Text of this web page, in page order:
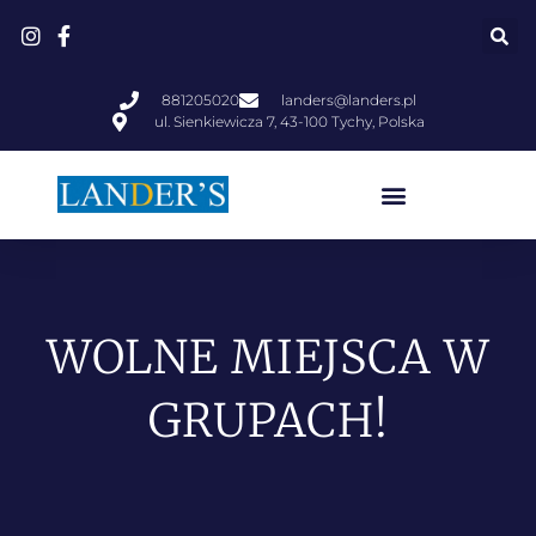
881205020
landers@landers.pl
ul. Sienkiewicza 7, 43-100 Tychy, Polska
WOLNE MIEJSCA W
GRUPACH!